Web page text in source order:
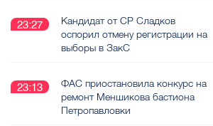
23:27
Кандидат от СР Сладков
оспорил отмену регистрации на
выборы в ЗакС
23:13
ФАС приостановила конкурс на
ремонт Меншикова бастиона
Петропавловки